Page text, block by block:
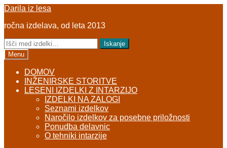
Skip
navigation
Skip
content
Darila iz lesa
ročna izdelava, od leta 2013
Išči:
Iskanje
Menu
DOMOV
INŽENIRSKE STORITVE
LESENI IZDELKI Z INTARZIJO
IZDELKI NA ZALOGI
Seznami izdelkov
Naročilo izdelkov za posebne priložnosti
Ponudba delavnic
O tehniki intarzije